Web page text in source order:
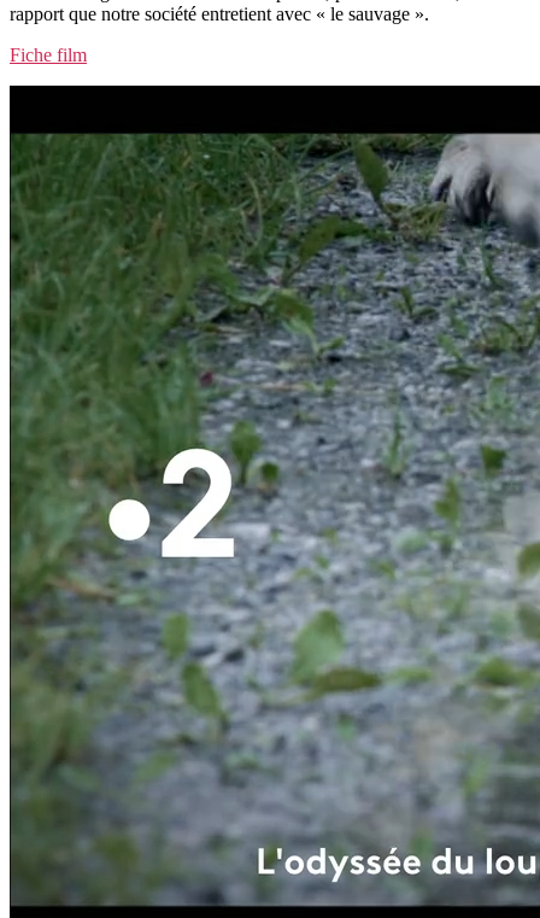
rapport que notre société entretient avec « le sauvage ».
Fiche film